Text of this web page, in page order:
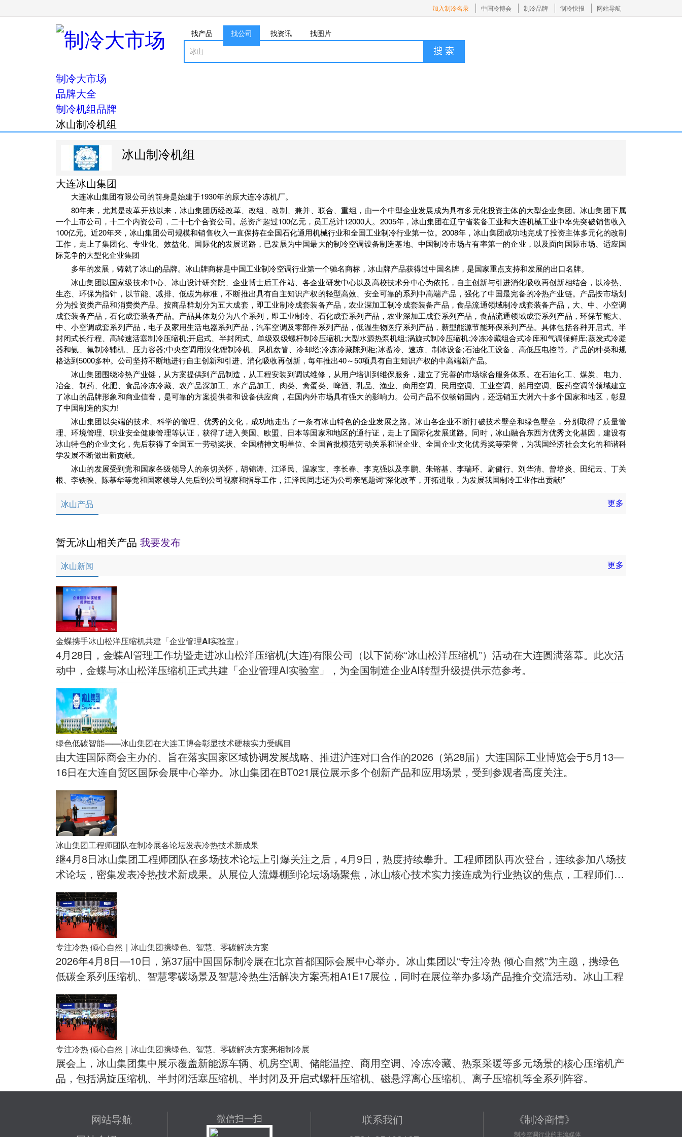
加入制冷名录 中国冷博会 制冷品牌 制冷快报 网站导航
找产品 找公司 找资讯
找图片
搜 索
制冷大市场
品牌大全
制冷机组品牌
冰山制冷机组
冰山制冷机组
大连冰山集团
大连冰山集团有限公司的前身是始建于1930年的原大连冷冻机厂。
80年来，尤其是改革开放以来，冰山集团历经改革、改组、改制、兼并、联合、重组，由一个中型企业发展成为具有多元化投资主体的大型企业集团。冰山集团下属
一个上市公司，十二个内资公司，二十七个合资公司。总资产超过100亿元，员工总计12000人。2005年，冰山集团在辽宁省装备工业和大连机械工业中率先突破销售收入
100亿元。近20年来，冰山集团公司规模和销售收入一直保持在全国石化通用机械行业和全国工业制冷行业第一位。2008年，冰山集团成功地完成了投资主体多元化的改制
工作，走上了集团化、专业化、效益化、国际化的发展道路，已发展为中国最大的制冷空调设备制造基地、中国制冷市场占有率第一的企业，以及面向国际市场、适应国
际竞争的大型化企业集团
多年的发展，铸就了冰山的品牌。冰山牌商标是中国工业制冷空调行业第一个驰名商标，冰山牌产品获得过中国名牌，是国家重点支持和发展的出口名牌。
冰山集团以国家级技术中心、冰山设计研究院、企业博士后工作站、各企业研发中心以及高校技术分中心为依托，自主创新与引进消化吸收再创新相结合，以冷热、
生态、环保为指针，以节能、减排、低碳为标准，不断推出具有自主知识产权的轻型高效、安全可靠的系列中高端产品，强化了中国最完备的冷热产业链。产品按市场划
分为投资类产品和消费类产品。按商品群划分为五大成套，即工业制冷成套装备产品，农业深加工制冷成套装备产品，食品流通领域制冷成套装备产品，大、中、小空调
成套装备产品，石化成套装备产品。产品具体划分为八个系列，即工业制冷、石化成套系列产品，农业深加工成套系列产品，食品流通领域成套系列产品，环保节能大、
中、小空调成套系列产品，电子及家用生活电器系列产品，汽车空调及零部件系列产品，低温生物医疗系列产品，新型能源节能环保系列产品。具体包括各种开启式、半
封闭式长行程、高转速活塞制冷压缩机;开启式、半封闭式、单级双级螺杆制冷压缩机;大型水源热泵机组;涡旋式制冷压缩机;冷冻冷藏组合式冷库和气调保鲜库;蒸发式冷凝
器和氨、氟制冷辅机、压力容器;中央空调用溴化锂制冷机、风机盘管、冷却塔;冷冻冷藏陈列柜;冰蓄冷、速冻、制冰设备;石油化工设备、高低压电控等。产品的种类和规
格达到5000多种。公司坚持不断地进行自主创新和引进、消化吸收再创新，每年推出40～50项具有自主知识产权的中高端新产品。
冰山集团围绕冷热产业链，从方案提供到产品制造，从工程安装到调试维修，从用户培训到维保服务，建立了完善的市场综合服务体系。在石油化工、煤炭、电力、
冶金、制药、化肥、食品冷冻冷藏、农产品深加工、水产品加工、肉类、禽蛋类、啤酒、乳品、渔业、商用空调、民用空调、工业空调、船用空调、医药空调等领域建立
了冰山的品牌形象和商业信誉，是可靠的方案提供者和设备供应商，在国内外市场具有强大的影响力。公司产品不仅畅销国内，还远销五大洲六十多个国家和地区，彰显
了中国制造的实力!
冰山集团以尖端的技术、科学的管理、优秀的文化，成功地走出了一条有冰山特色的企业发展之路。冰山各企业不断打破技术壁垒和绿色壁垒，分别取得了质量管
理、环境管理、职业安全健康管理等认证，获得了进入美国、欧盟、日本等国家和地区的通行证，走上了国际化发展道路。同时，冰山融合东西方优秀文化基因，建设有
冰山特色的企业文化，先后获得了全国五一劳动奖状、全国精神文明单位、全国首批模范劳动关系和谐企业、全国企业文化优秀奖等荣誉，为我国经济社会文化的和谐科
学发展不断做出新贡献。
冰山的发展受到党和国家各级领导人的亲切关怀，胡锦涛、江泽民、温家宝、李长春、李克强以及李鹏、朱镕基、李瑞环、尉健行、刘华清、曾培炎、田纪云、丁关
根、李铁映、陈慕华等党和国家领导人先后到公司视察和指导工作，江泽民同志还为公司亲笔题词“深化改革，开拓进取，为发展我国制冷工业作出贡献!”
冰山产品 更多
暂无冰山相关产品 我要发布
冰山新闻 更多
金蝶携手冰山松洋压缩机共建「企业管理AI实验室」
4月28日，金蝶AI管理工作坊暨走进冰山松洋压缩机(大连)有限公司（以下简称“冰山松洋压缩机”）活动在大连圆满落幕。此次活
动中，金蝶与冰山松洋压缩机正式共建「企业管理AI实验室」，为全国制造企业AI转型升级提供示范参考。
绿色低碳智能——冰山集团在大连工博会彰显技术硬核实力受瞩目
由大连国际商会主办的、旨在落实国家区域协调发展战略、推进沪连对口合作的2026（第28届）大连国际工业博览会于5月13—
16日在大连自贸区国际会展中心举办。冰山集团在BT021展位展示多个创新产品和应用场景，受到参观者高度关注。
冰山集团工程师团队在制冷展各论坛发表冷热技术新成果
继4月8日冰山集团工程师团队在多场技术论坛上引爆关注之后，4月9日，热度持续攀升。工程师团队再次登台，连续参加八场技
术论坛，密集发表冷热技术新成果。从展位人流爆棚到论坛场场聚焦，冰山核心技术实力接连成为行业热议的焦点，工程师们的
交流内容赢得
专注冷热 倾心自然｜冰山集团携绿色、智慧、零碳解决方案
2026年4月8日—10日，第37届中国国际制冷展在北京首都国际会展中心举办。冰山集团以“专注冷热 倾心自然”为主题，携绿色
低碳全系列压缩机、智慧零碳场景及智慧冷热生活解决方案亮相A1E17展位，同时在展位举办多场产品推介交流活动。冰山工程
专注冷热 倾心自然｜冰山集团携绿色、智慧、零碳解决方案亮相制冷展
展会上，冰山集团集中展示覆盖新能源车辆、机房空调、储能温控、商用空调、冷冻冷藏、热泵采暖等多元场景的核心压缩机产
品，包括涡旋压缩机、半封闭活塞压缩机、半封闭及开启式螺杆压缩机、磁悬浮离心压缩机、离子压缩机等全系列阵容。
网站导航
微信扫一扫
联系我们
《制冷商情》
制冷空调行业的主流媒体